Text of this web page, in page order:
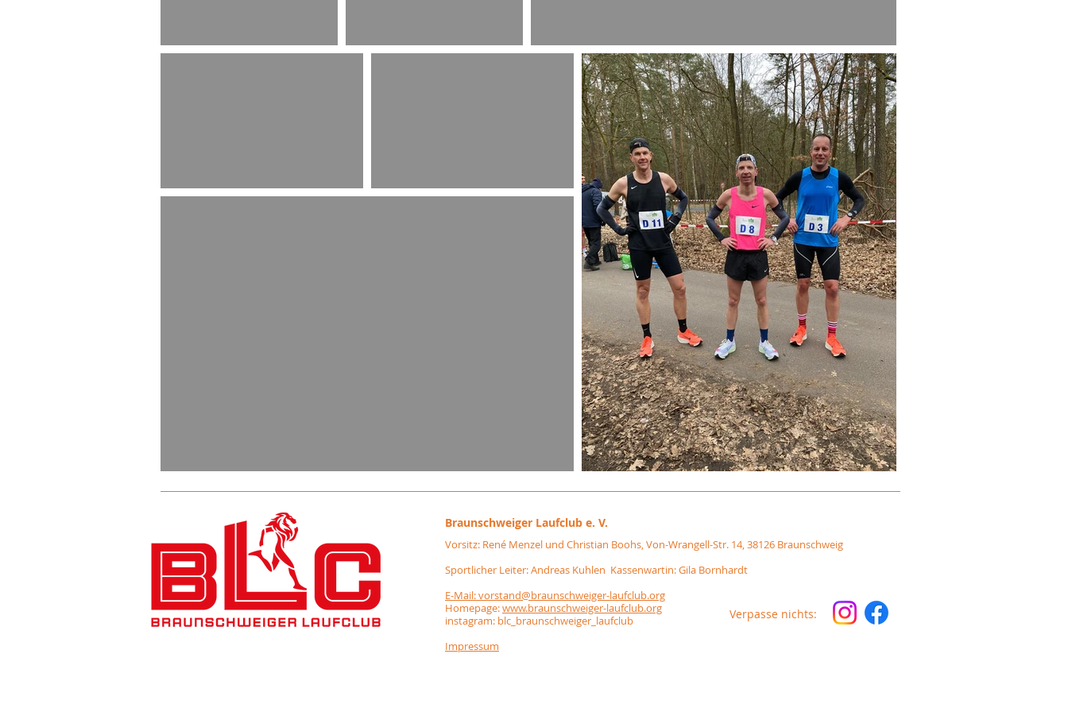
Braunschweiger Laufclub e. V.
Vorsitz: René Menzel und Christian Boohs, Von-Wrangell-Str. 14, 38126 Braunschweig
Sportlicher Leiter: Andreas Kuhlen Kassenwartin: Gila Bornhardt
E-Mail: vorstand@braunschweiger-laufclub.org
Homepage:www.braunschweiger-laufclub.org
instagram: blc_braunschweiger_laufclub
Impressum
Verpasse nichts: